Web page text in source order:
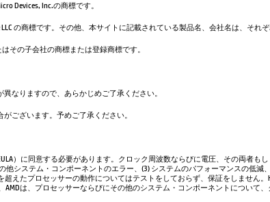
Devices, Inc.の商標です。
の商標です。その他、本サイトに記載されている製品名、会社名は、それ
その子会社の商標または登録商標です。
なりますので、あらかじめご了承ください。
ございます。予めご了承ください。
）に同意する必要があります。クロック周波数ならびに電圧、その両者
システム・コンポーネントのエラー、(3) システムのパフォーマンスの低
えたプロセッサーの動作についてはテストをしておらず、保証をしません
は、プロセッサーならびにその他のシステム・コンポーネントについ